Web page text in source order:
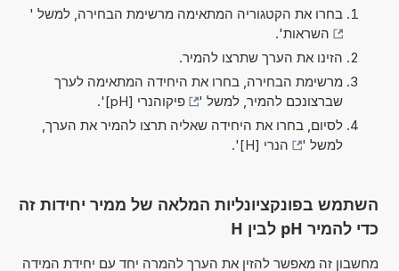
בחרו את הקטגוריה המתאימה מרשימת הבחירה, למשל '
השראות'.
הזינו את הערך שתרצו להמיר.
מרשימת הבחירה, בחרו את היחידה המתאימה לערך
שברצונכם להמיר, למשל '
פיקוהנרי [pH]
'.
לסיום, בחרו את היחידה שאליה תרצו להמיר את הערך,
למשל '
הנרי [H] '.
השתמש בפונקציונליות המלאה של ממיר יחידות זה
כדי להמיר pH לבין H
מחשבון זה מאפשר להזין את הערך להמרה יחד עם יחידת המידה